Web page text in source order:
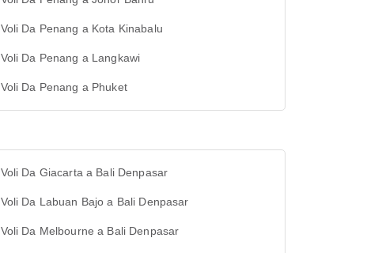
Voli Da Penang a Kota Kinabalu
Voli Da Penang a Langkawi
Voli Da Penang a Phuket
Voli Da Giacarta a Bali Denpasar
Voli Da Labuan Bajo a Bali Denpasar
Voli Da Melbourne a Bali Denpasar